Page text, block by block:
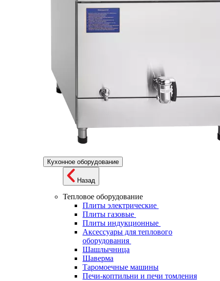
Кухонное оборудование
Назад
Тепловое оборудование
Плиты электрические
Плиты газовые
Плиты индукционные
Аксессуары для теплового
оборудования
Шашлычница
Шаверма
Таромоечные машины
Печи-коптильни и печи томления